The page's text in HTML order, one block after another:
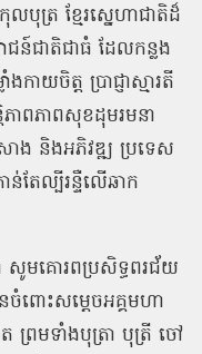
លបុត្រ ខ្មែរស្នេហាជាតិដ៏
ន៍ជាតិជាធំ ដែលកន្លង
យចិត្ត ប្រាជ្ញាស្មារតី
ភាពភាពសុខដុមរមនា
ាង និងអភិវឌ្ឍ ប្រទេស
ាន់តែល្បីរន្ទឺលើឆាក
សូមគោរពប្រសិទ្ធពរជ័យ
ពោះសម្តេចអគ្គមហា
ព្រមទាំងបុត្រា បុត្រី ចៅ